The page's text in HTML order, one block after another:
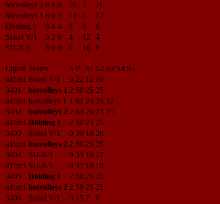
hotvolleys 2 8 8 0 16 : 2
16
hotvolleys 1 8 6 2 14 : 5
12
Döbling 1
8 4 4 9 : 8
8
Sokol V/1
8 2 6 4 : 12
4
SU-X/1
8 0 8 0 : 16 0
Liga/# Teams S P S1 S2 S3 S4 S5
u11m1 Sokol V/1 0 22 12 10
3401
hotvolleys 1 2 50 25 25
u11m1 hotvolleys 1 1 61 24 25 12
3402
hotvolleys 2 2 64 26 23 15
u11m1 Döbling 1 2 50 25 25
3403
Sokol V/1 0 30 10 20
u11m1 hotvolleys 2 2 50 25 25
3404
SU-X/1 0 33 16 17
u11m1 SU-X/1 0 37 18 19
3405
Döbling 1 2 50 25 25
u11m1 hotvolleys 2 2 50 25 25
3406
Sokol V/1 0 15 7
8